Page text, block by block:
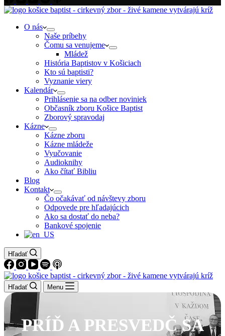
O nás
Naše príbehy
Čomu sa venujeme
Mládež
História Baptistov v Košiciach
Kto sú baptisti?
Vyznanie viery
Kalendár
Prihlásenie sa na odber noviniek
Občasník zboru Košice Baptist
Zborový spravodaj
Kázne
Kázne zboru
Kázne mládeže
Vyučovanie
Audioknihy
Ako čítať Bibliu
Blog
Kontakt
Čo očakávať od návštevy zboru
Odpovede pre hľadajúcich
Ako sa dostať do neba?
Bankové spojenie
Hľadať
Hľadať Menu
PRÍĎ A PRESVEDČ SA